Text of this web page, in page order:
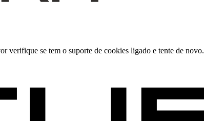
verifique se tem o suporte de cookies ligado e tente de novo.